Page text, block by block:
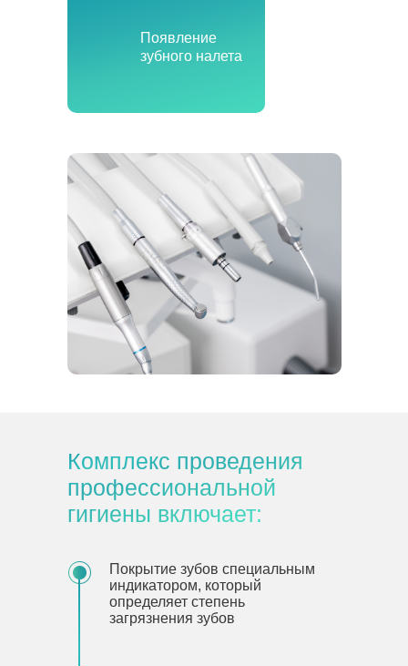
Появление
зубного налета
Покрытие зубов специальным
индикатором, который
определяет степень
загрязнения зубов
Комплекс проведения
профессиональной
гигиены включает: